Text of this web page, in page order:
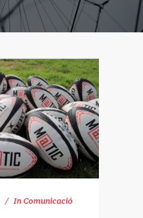
InComunicació